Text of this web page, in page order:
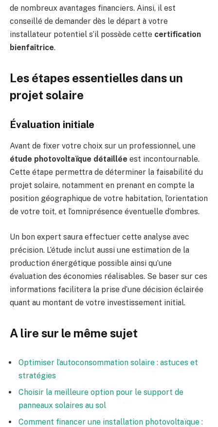
de nombreux avantages financiers. Ainsi, il est
conseillé de demander dès le départ à votre
installateur potentiel s’il possède cette certification
bienfaîtrice.
Les étapes essentielles dans un
projet solaire
Évaluation initiale
Avant de fixer votre choix sur un professionnel, une
étude photovoltaïque détaillée est incontournable.
Cette étape permettra de déterminer la faisabilité du
projet solaire, notamment en prenant en compte la
position géographique de votre habitation, l’orientation
de votre toit, et l’omniprésence éventuelle d’ombres.
Un bon expert saura effectuer cette analyse avec
précision. L’étude inclut aussi une estimation de la
production énergétique possible ainsi qu’une
évaluation des économies réalisables. Se baser sur ces
informations facilitera la prise d’une décision éclairée
quant au montant de votre investissement initial.
A lire sur le même sujet
Optimiser l’autoconsommation solaire : astuces et
stratégies
Choisir la meilleure option pour le support de
panneaux solaires au sol
Comment financer une installation photovoltaïque :